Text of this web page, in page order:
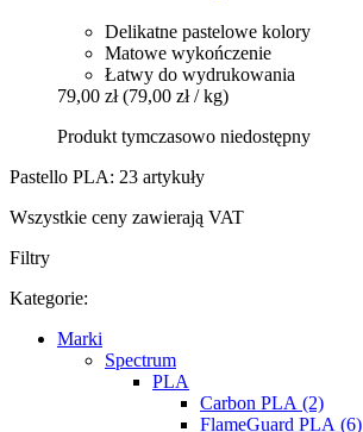
Delikatne pastelowe kolory
Matowe wykończenie
Łatwy do wydrukowania
79,00 zł (79,00 zł / kg)
Produkt tymczasowo niedostępny
Pastello PLA: 23 artykuły
Wszystkie ceny zawierają VAT
Filtry
Kategorie:
Marki
Spectrum
PLA
Carbon PLA (2)
FlameGuard PLA (6)